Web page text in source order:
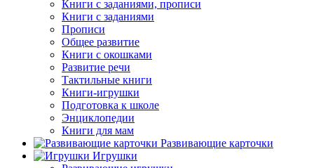
Книги с заданиями, прописи
Книги с заданиями
Прописи
Общее развитие
Книги с окошками
Развитие речи
Тактильные книги
Книги-игрушки
Подготовка к школе
Энциклопедии
Книги для мам
Развивающие карточки
Игрушки